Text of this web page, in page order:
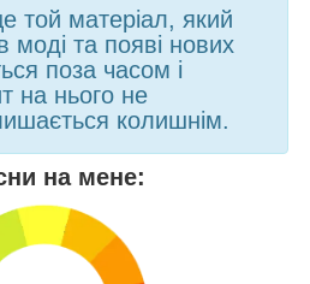
той матеріал, який
моді та появі нових
поза часом і
на нього не
колишнім.
на мене: